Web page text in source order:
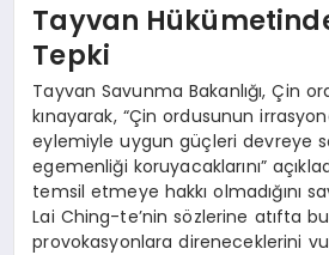
Tayvan
Tepki
Tayvan Savunma Bakanlığı, Çin
kınayarak, “Çin ordusunun
eylemiyle uygun güçleri devreye
egemenliği koruyacaklarını”
temsil etmeye hakkı olmadığını
Lai Ching-te’nin sözlerine atıfta
provokasyonlara direneceklerini